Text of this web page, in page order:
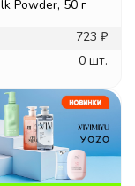
Powder, 50 г
723 ₽
0 шт.